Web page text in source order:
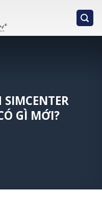
GÌ MỚI?